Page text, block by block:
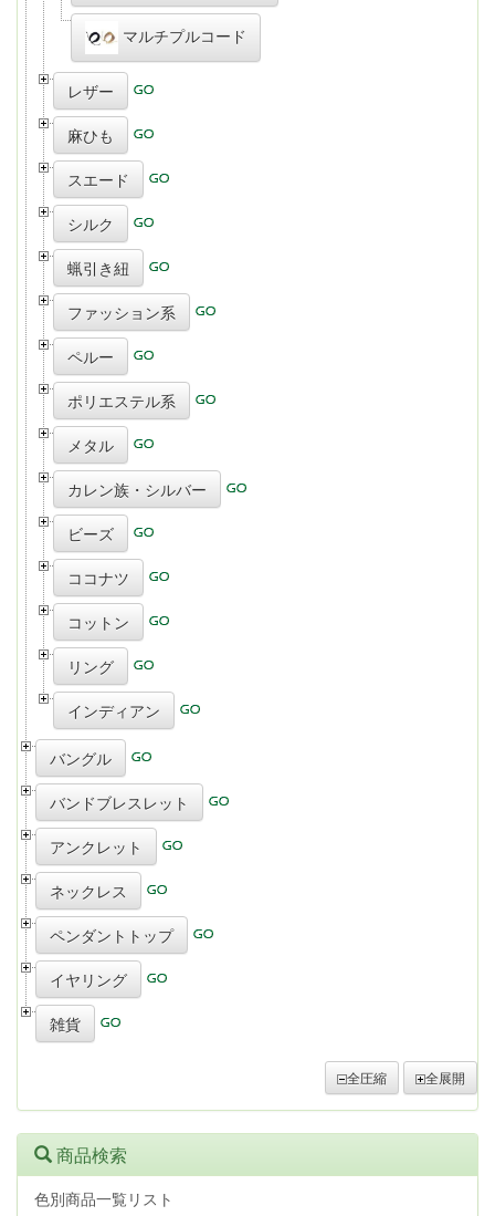
マルチプルコード
レザー
麻ひも
スエード
シルク
蝋引き紐
ファッション系
ペルー
ポリエステル系
メタル
カレン族・シルバー
ビーズ
ココナツ
コットン
リング
インディアン
バングル
バンドブレスレット
アンクレット
ネックレス
ペンダントトップ
イヤリング
雑貨
全圧縮 全展開
商品検索
色別商品一覧リスト